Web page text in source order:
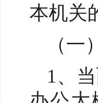
本机关
（一
1、